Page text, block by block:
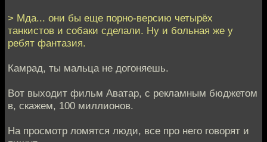
> Мда... они бы еще порно-версию четырёх
танкистов и собаки сделали. Ну и больная же у
ребят фантазия.
Камрад, ты мальца не догоняешь.
Вот выходит фильм Аватар, с рекламным бюджетом
в, скажем, 100 миллионов.
На просмотр ломятся люди, все про него говорят и